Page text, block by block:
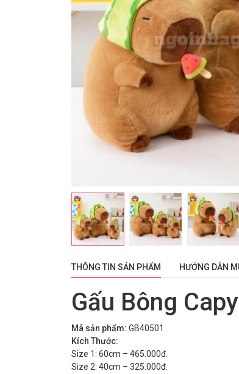
THÔNG TIN SẢN PHẨM HƯỚNG DẪN
Gấu Bông
Mã sản phẩm: GB40501
Kích Thước:
Size 1: 60cm – 465.000đ.
Size 2: 40cm – 325.000đ.